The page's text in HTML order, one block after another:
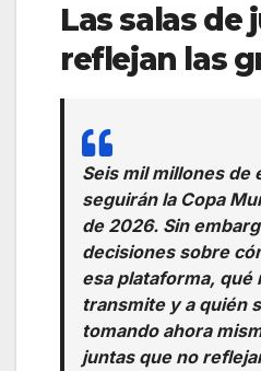
Las salas de
reflejan las
Seis mil millones de
seguirán la Copa
de 2026. Sin
decisiones sobre
esa plataforma, qué
transmite y a quién
tomando ahora
juntas que no